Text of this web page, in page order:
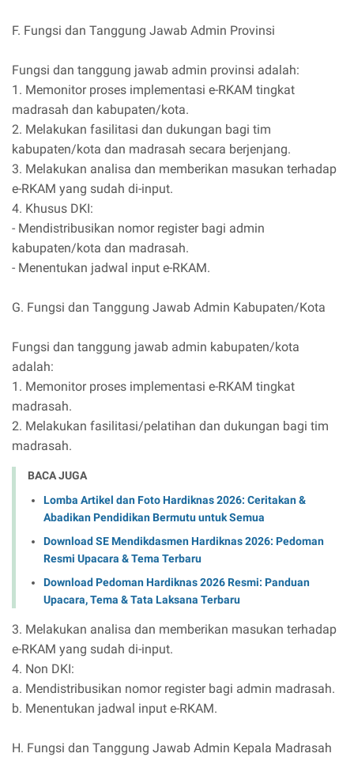
F. Fungsi dan Tanggung Jawab Admin Provinsi
Fungsi dan tanggung jawab admin provinsi adalah:
1. Memonitor proses implementasi e-RKAM tingkat
madrasah dan kabupaten/kota.
2. Melakukan fasilitasi dan dukungan bagi tim
kabupaten/kota dan madrasah secara berjenjang.
3. Melakukan analisa dan memberikan masukan terhadap
e-RKAM yang sudah di-input.
4. Khusus DKI:
- Mendistribusikan nomor register bagi admin
kabupaten/kota dan madrasah.
- Menentukan jadwal input e-RKAM.
G. Fungsi dan Tanggung Jawab Admin Kabupaten/Kota
Fungsi dan tanggung jawab admin kabupaten/kota
adalah:
1. Memonitor proses implementasi e-RKAM tingkat
madrasah.
2. Melakukan fasilitasi/pelatihan dan dukungan bagi tim
madrasah.
BACA JUGA
Lomba Artikel dan Foto Hardiknas 2026: Ceritakan &
Abadikan Pendidikan Bermutu untuk Semua
Download SE Mendikdasmen Hardiknas 2026: Pedoman
Resmi Upacara & Tema Terbaru
Download Pedoman Hardiknas 2026 Resmi: Panduan
Upacara, Tema & Tata Laksana Terbaru
3. Melakukan analisa dan memberikan masukan terhadap
e-RKAM yang sudah di-input.
4. Non DKI:
a. Mendistribusikan nomor register bagi admin madrasah.
b. Menentukan jadwal input e-RKAM.
H. Fungsi dan Tanggung Jawab Admin Kepala Madrasah